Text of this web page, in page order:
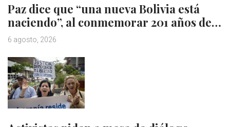
Paz dice que “una nueva Bolivia está
naciendo”, al conmemorar 201 años de…
6 agosto, 2026